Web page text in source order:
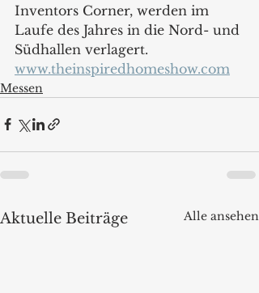
Inventors Corner, werden im
Laufe des Jahres in die Nord- und
Südhallen verlagert.
www.theinspiredhomeshow.com
Messen
Aktuelle Beiträge Alle ansehen